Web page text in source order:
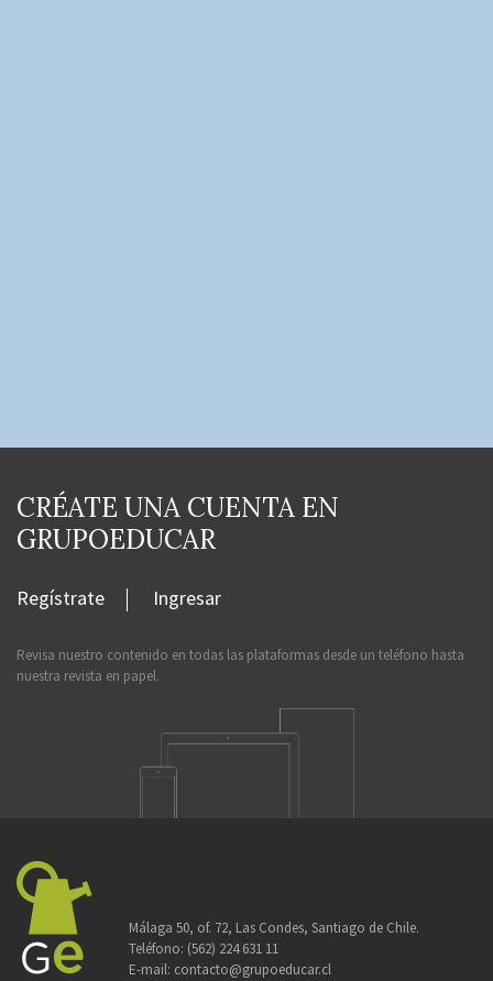
CRÉATE UNA CUENTA EN
GRUPOEDUCAR
Regístrate Ingresar
Revisa nuestro contenido en todas las plataformas desde un teléfono hasta
nuestra revista en papel.
Málaga 50, of. 72, Las Condes, Santiago de Chile.
Teléfono: (562) 224 631 11
E-mail: contacto@grupoeducar.cl